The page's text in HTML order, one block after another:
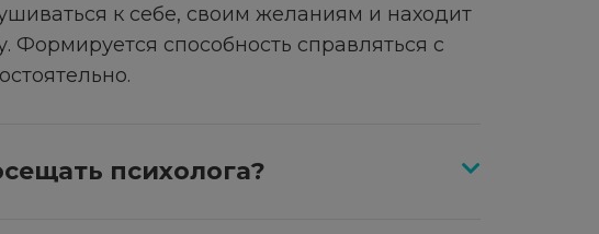
к себе, своим желаниям и находит
Формируется способность справляться с
психолога?